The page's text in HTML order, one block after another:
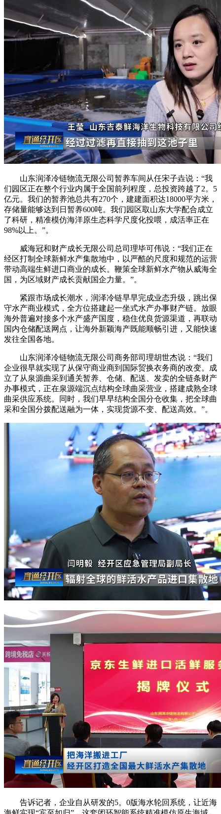
山东润泽冷链物流无限公司暂养车间从任宋子垚说：“我
们园区正在整个行业内属于全国前列程度，总投资跨越了2。5
亿元。我们的暂养池总共有270个，建建面积达18000平方米，
存储量能够达到日暂养600吨。我们园区取山东大学配合成立
了科研，精准模仿海洋原生态科学尺度化投喂，成活率正在
98%以上。”。
威海冠和财产成长无限公司总司理毕可伟说：“我们正在
经区打制全球新鲜水产集散地中，以严酷的尺度和规范的运营
带动高端生鲜进口商业的成长。鞭策全球新鲜水产物从威海全
国，为区域财产成长贡献国企力量。”。
紧跟市场成长潮水，润泽冷链早早完成业态升级，跳出保
守水产商业模式，全方位搭建起一坐式水产办事财产链。放眼
海外普遍对接多个水产盛产国度，稳住优良货源渠道，再联动
国内仓储配送网点，让海外新颖海产既能顺畅引进，又能快速
发往全国各地。
山东润泽冷链物流无限公司商务部司理胡世杰说：“我们
企业很早就实现了从保守商业商到国际贸换衣务商的改变。成
立了从泉源曲采到通关暂养、仓储、配送、发卖的全链条财产
办事模式，正在泉源端沉点结构全球曲采营业，搭建成熟全球
曲采供应系统。同时，我们早早结构全国分仓收集，把全球曲
采和全国分拨配送融为一体，实现货源不变、配送高效。”。
告诉记者，企业自从研发的5。0版海水轮回系统，让近海